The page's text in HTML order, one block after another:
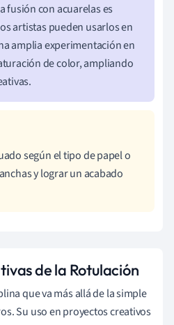
fusión con acuarelas es
artistas pueden usarlos en
amplia experimentación en
de color, ampliando
según el tipo de papel o
y lograr un acabado
de la Rotulación
que va más allá de la simple
Su uso en proyectos creativos